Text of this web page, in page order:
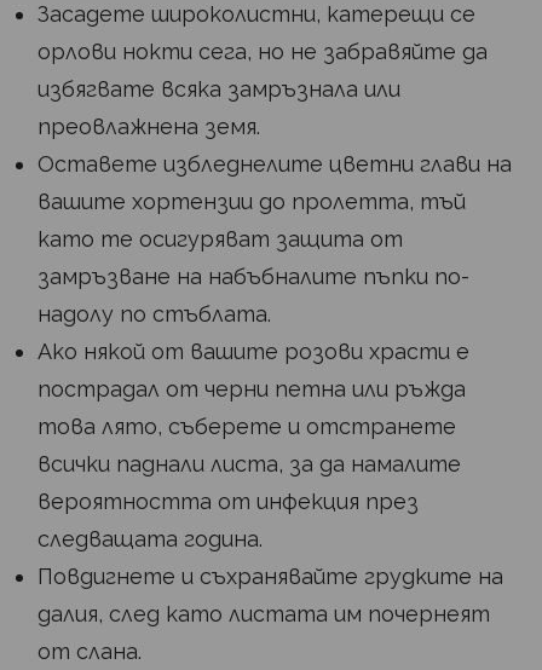
Засадете широколистни, катерещи се
орлови нокти сега, но не забравяйте да
избягвате всяка замръзнала или
преовлажнена земя.
Оставете избледнелите цветни глави на
вашите хортензии до пролетта, тъй
като те осигуряват защита от
замръзване на набъбналите пъпки по-
надолу по стъблата.
Ако някой от вашите розови храсти е
пострадал от черни петна или ръжда
това лято, съберете и отстранете
всички паднали листа, за да намалите
вероятността от инфекция през
следващата година.
Повдигнете и съхранявайте грудките на
далия, след като листата им почернеят
от слана.